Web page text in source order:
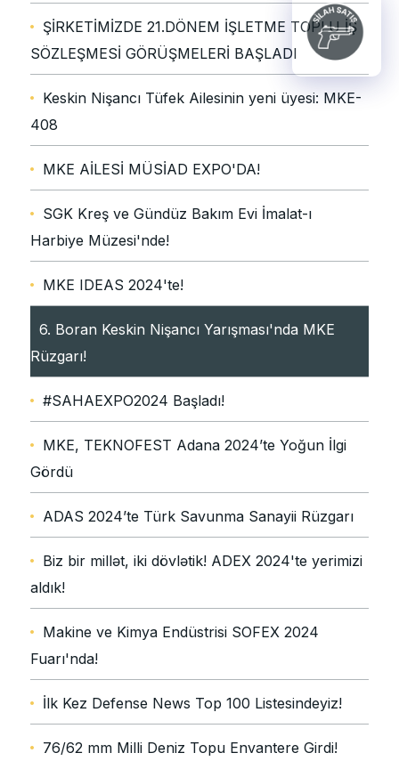
ŞİRKETİMİZDE 21.DÖNEM İŞLETME TOPLU İŞ
SÖZLEŞMESİ GÖRÜŞMELERİ BAŞLADI
Keskin Nişancı Tüfek Ailesinin yeni üyesi: MKE-
408
MKE AİLESİ MÜSİAD EXPO'DA!
SGK Kreş ve Gündüz Bakım Evi İmalat-ı
Harbiye Müzesi'nde!
MKE IDEAS 2024'te!
6. Boran Keskin Nişancı Yarışması'nda MKE
Rüzgarı!
#SAHAEXPO2024 Başladı!
MKE, TEKNOFEST Adana 2024’te Yoğun İlgi
Gördü
ADAS 2024’te Türk Savunma Sanayii Rüzgarı
Biz bir millət, iki dövlətik! ADEX 2024'te yerimizi
aldık!
Makine ve Kimya Endüstrisi SOFEX 2024
Fuarı'nda!
İlk Kez Defense News Top 100 Listesindeyiz!
76/62 mm Milli Deniz Topu Envantere Girdi!